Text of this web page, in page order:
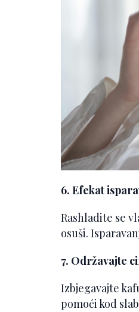
6. Efekat
Rashladite se
osuši.
7. Održavajte
Izbjegavajte
pomoći kod